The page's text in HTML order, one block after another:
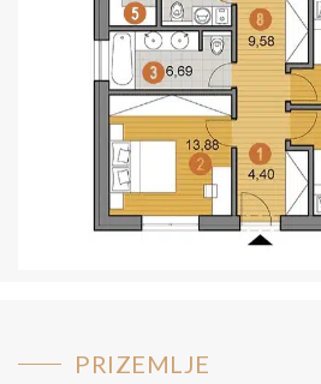
PRIZEMLJE